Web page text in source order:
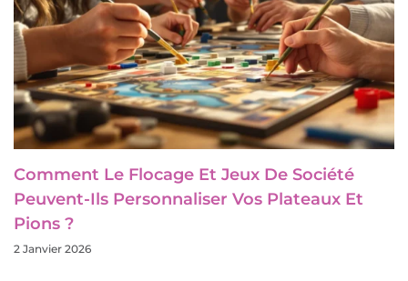
Comment Le Flocage Et Jeux De Société
Peuvent-Ils Personnaliser Vos Plateaux Et
Pions ?
2 Janvier 2026